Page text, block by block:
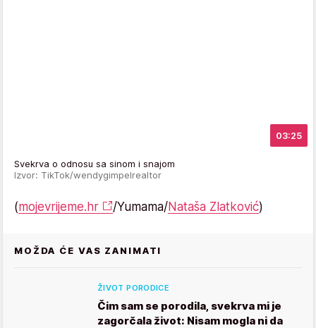
03:25
Svekrva o odnosu sa sinom i snajom
Izvor: TikTok/wendygimpelrealtor
(mojevrijeme.hr /Yumama/Nataša Zlatković)
MOŽDA ĆE VAS ZANIMATI
ŽIVOT PORODICE
Čim sam se porodila, svekrva mi je
zagorčala život: Nisam mogla ni da